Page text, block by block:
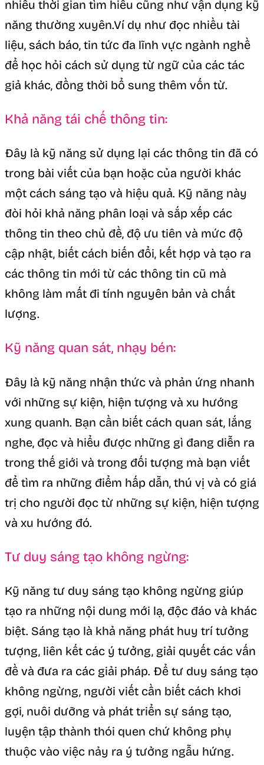
nhiều thời gian tìm hiểu cũng như vận dụng kỹ
năng thường xuyên.Ví dụ như đọc nhiều tài
liệu, sách báo, tin tức đa lĩnh vực ngành nghề
để học hỏi cách sử dụng từ ngữ của các tác
giả khác, đồng thời bổ sung thêm vốn từ.
Khả năng tái chế thông tin:
Đây là kỹ năng sử dụng lại các thông tin đã có
trong bài viết của bạn hoặc của người khác
một cách sáng tạo và hiệu quả. Kỹ năng này
đòi hỏi khả năng phân loại và sắp xếp các
thông tin theo chủ đề, độ ưu tiên và mức độ
cập nhật, biết cách biến đổi, kết hợp và tạo ra
các thông tin mới từ các thông tin cũ mà
không làm mất đi tính nguyên bản và chất
lượng.
Kỹ năng quan sát, nhạy bén:
Đây là kỹ năng nhận thức và phản ứng nhanh
với những sự kiện, hiện tượng và xu hướng
xung quanh. Bạn cần biết cách quan sát, lắng
nghe, đọc và hiểu được những gì đang diễn ra
trong thế giới và trong đối tượng mà bạn viết
để tìm ra những điểm hấp dẫn, thú vị và có giá
trị cho người đọc từ những sự kiện, hiện tượng
và xu hướng đó.
Tư duy sáng tạo không ngừng:
Kỹ năng tư duy sáng tạo không ngừng giúp
tạo ra những nội dung mới lạ, độc đáo và khác
biệt. Sáng tạo là khả năng phát huy trí tưởng
tượng, liên kết các ý tưởng, giải quyết các vấn
đề và đưa ra các giải pháp. Để tư duy sáng tạo
không ngừng, người viết cần biết cách khơi
gợi, nuôi dưỡng và phát triển sự sáng tạo,
luyện tập thành thói quen chứ không phụ
thuộc vào việc nảy ra ý tưởng ngẫu hứng.